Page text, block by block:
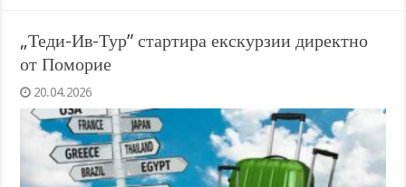
„Теди-Ив-Тур” стартира екскурзии директно
от Поморие
20.04.2026